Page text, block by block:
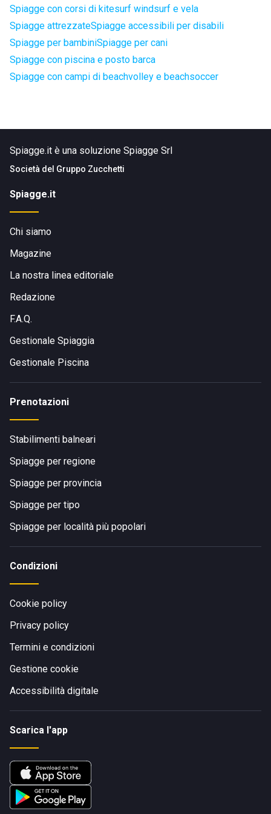
Spiagge con corsi di kitesurf windsurf e vela
Spiagge attrezzateSpiagge accessibili per disabili
Spiagge per bambiniSpiagge per cani
Spiagge con piscina e posto barca
Spiagge con campi di beachvolley e beachsoccer
Spiagge.it è una soluzione Spiagge Srl
Società del Gruppo Zucchetti
Spiagge.it
Chi siamo
Magazine
La nostra linea editoriale
Redazione
F.A.Q.
Gestionale Spiaggia
Gestionale Piscina
Prenotazioni
Stabilimenti balneari
Spiagge per regione
Spiagge per provincia
Spiagge per tipo
Spiagge per località più popolari
Condizioni
Cookie policy
Privacy policy
Termini e condizioni
Gestione cookie
Accessibilità digitale
Scarica l'app